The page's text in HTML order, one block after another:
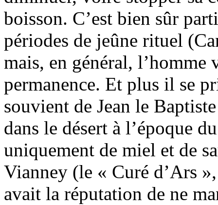
boisson. C’est bien sûr
périodes de jeûne rituel
mais, en général, l’homme
permanence. Et plus il se
souvient de Jean le
dans le désert à l’époque
uniquement de miel et de
Vianney (le « Curé d’Ars
avait la réputation de ne